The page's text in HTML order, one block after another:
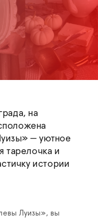
на
— уютное
тарелочка и
истории
Луизы», вы